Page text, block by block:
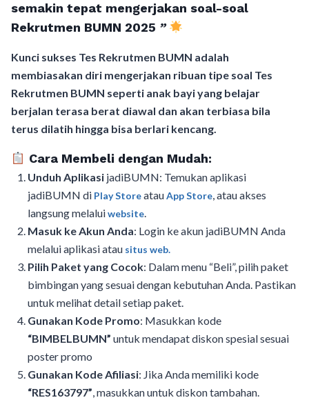
semakin tepat mengerjakan soal-soal
Rekrutmen BUMN 2025 ”
Kunci sukses Tes Rekrutmen BUMN adalah
membiasakan diri mengerjakan ribuan tipe soal Tes
Rekrutmen BUMN seperti anak bayi yang belajar
berjalan terasa berat diawal dan akan terbiasa bila
terus dilatih hingga bisa berlari kencang.
Cara Membeli dengan Mudah:
Unduh Aplikasi jadiBUMN: Temukan aplikasi
jadiBUMN di Play StoreatauApp Store, atau akses
langsung melaluiwebsite.
Masuk ke Akun Anda: Login ke akun jadiBUMN Anda
melalui aplikasi atau situs web.
Pilih Paket yang Cocok: Dalam menu “Beli”, pilih paket
bimbingan yang sesuai dengan kebutuhan Anda. Pastikan
untuk melihat detail setiap paket.
Gunakan Kode Promo: Masukkan kode
“BIMBELBUMN” untuk mendapat diskon spesial sesuai
poster promo
Gunakan Kode Afiliasi: Jika Anda memiliki kode
“RES163797”, masukkan untuk diskon tambahan.